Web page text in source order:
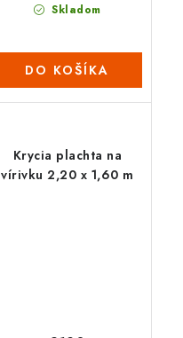
Skladom
DO KOŠÍKA
Krycia plachta na
vírivku 2,20 x 1,60 m